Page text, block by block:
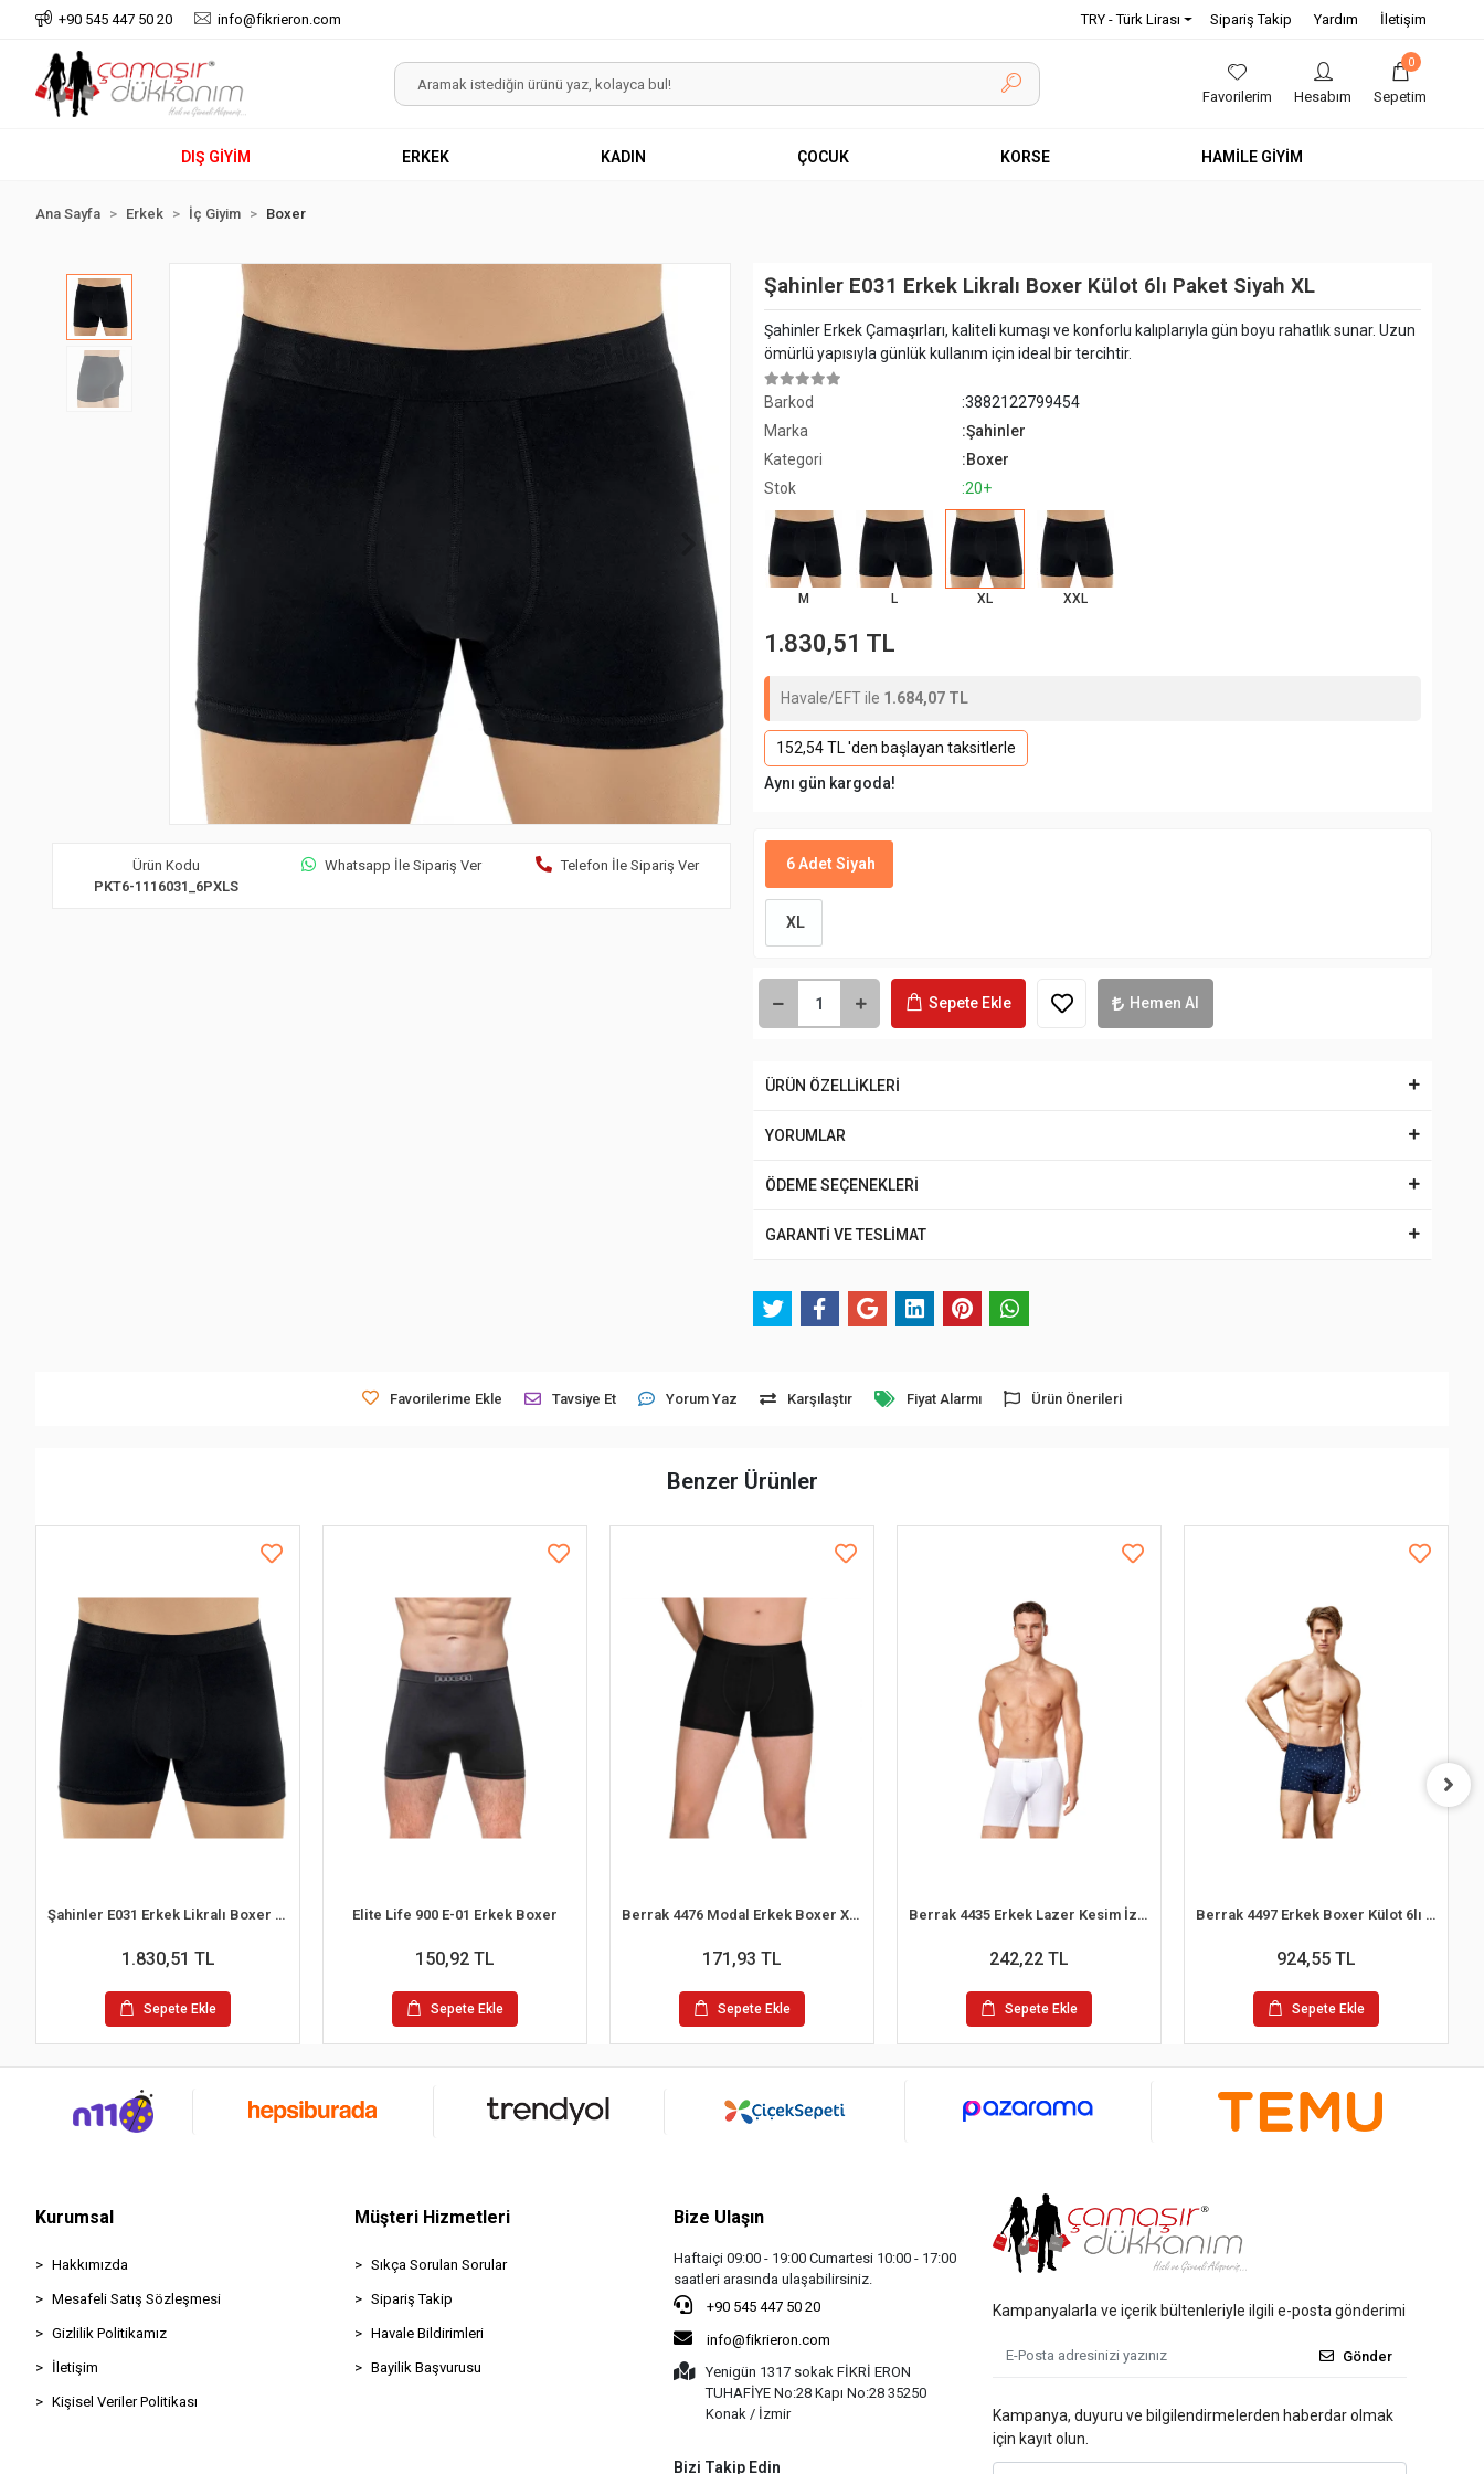
+90 545 447 50 20 info@fikrieron.com TRY - Türk Lirası Sipariş Takip Yardım İletişim
Favorilerim Hesabım
0
Sepetim
DIŞ GİYİM ERKEK KADIN ÇOCUK KORSE HAMİLE GİYİM
Ana Sayfa Erkek İç Giyim Boxer
Ürün Kodu
PKT6-1116031_6PXLS
Whatsapp İle Sipariş Ver Telefon İle Sipariş Ver
Şahinler E031 Erkek Likralı Boxer Külot 6lı Paket Siyah XL
Şahinler Erkek Çamaşırları, kaliteli kumaşı ve konforlu kalıplarıyla gün boyu rahatlık sunar. Uzun
ömürlü yapısıyla günlük kullanım için ideal bir tercihtir.
Barkod
:3882122799454
Marka
:Şahinler
Kategori
:Boxer
Stok
:20+
M L XL XXL
1.830,51 TL
Havale/EFT ile 1.684,07 TL
152,54 TL 'den başlayan taksitlerle
Aynı gün kargoda!
6 Adet Siyah
XL
Sepete Ekle Hemen Al
ÜRÜN ÖZELLİKLERİ
YORUMLAR
ÖDEME SEÇENEKLERİ
GARANTİ VE TESLİMAT
Favorilerime Ekle Tavsiye Et Yorum Yaz Karşılaştır Fiyat Alarmı Ürün Önerileri
Benzer Ürünler
Şahinler E031 Erkek Likralı Boxer Külot 6lı Paket Siyah S
1.830,51 TL
Sepete Ekle
Elite Life 900 E-01 Erkek Boxer
150,92 TL
Sepete Ekle
Berrak 4476 Modal Erkek Boxer XXL-3XL
171,93 TL
Sepete Ekle
Berrak 4435 Erkek Lazer Kesim İz Yapmaz Boxer
242,22 TL
Sepete Ekle
Berrak 4497 Erkek Boxer Külot 6lı Paket Karışık Renk - M
924,55 TL
Sepete Ekle
Kurumsal
Hakkımızda
Mesafeli Satış Sözleşmesi
Gizlilik Politikamız
İletişim
Kişisel Veriler Politikası
Müşteri Hizmetleri
Sıkça Sorulan Sorular
Sipariş Takip
Havale Bildirimleri
Bayilik Başvurusu
Bize Ulaşın
Haftaiçi 09:00 - 19:00 Cumartesi 10:00 - 17:00
saatleri arasında ulaşabilirsiniz.
+90 545 447 50 20
info@fikrieron.com
Yenigün 1317 sokak FİKRİ ERON
TUHAFİYE No:28 Kapı No:28 35250
Konak / İzmir
Bizi Takip Edin
Kampanyalarla ve içerik bültenleriyle ilgili e-posta gönderimi
Gönder
Kampanya, duyuru ve bilgilendirmelerden haberdar olmak
için kayıt olun.